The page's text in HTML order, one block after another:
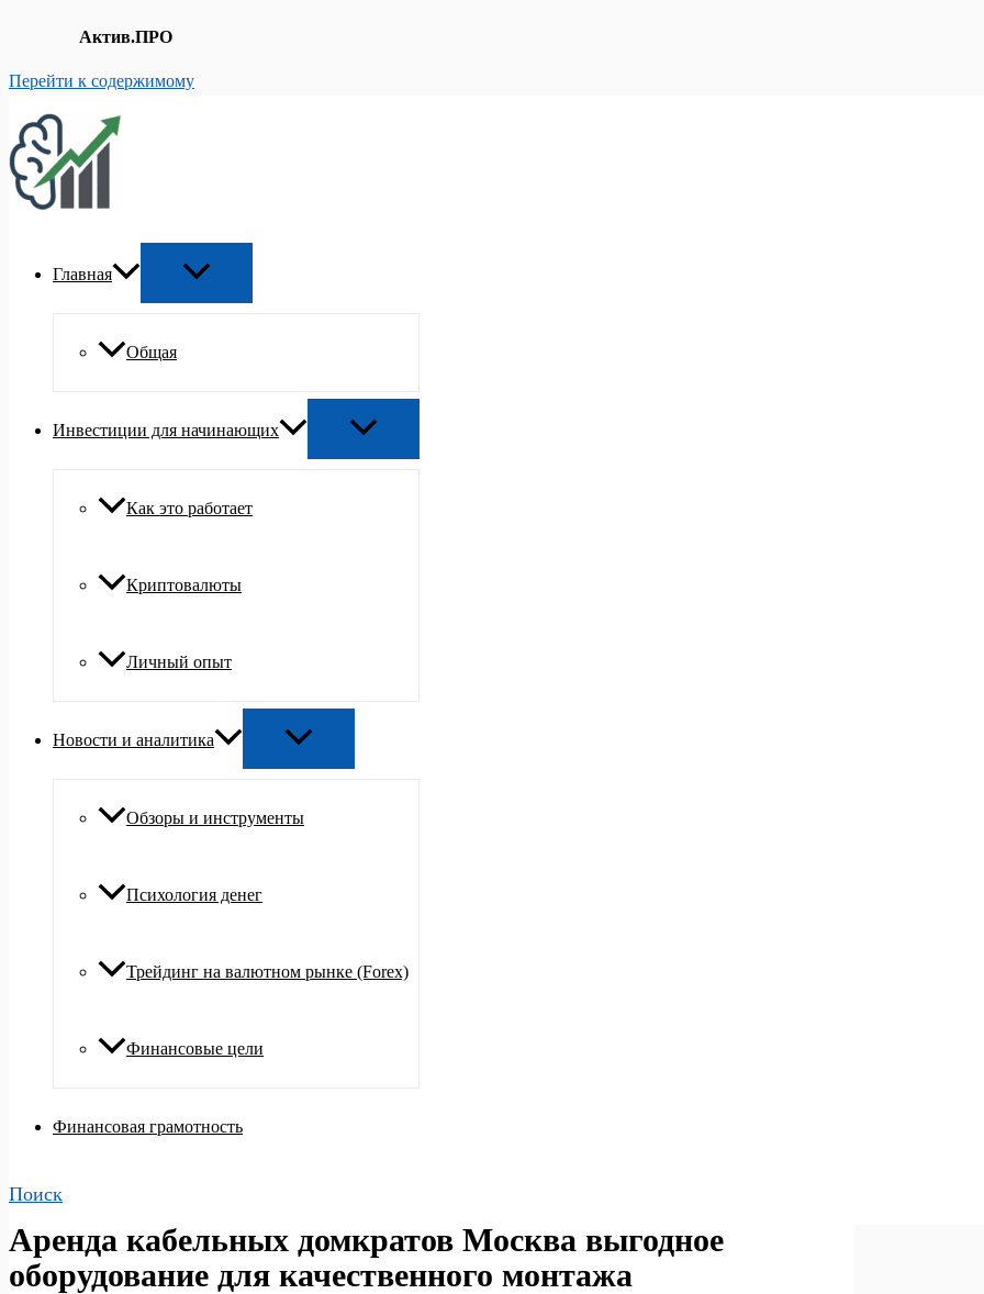
Актив.ПРО
Перейти к содержимому
Главная
Общая
Инвестиции для начинающих
Как это работает
Криптовалюты
Личный опыт
Новости и аналитика
Обзоры и инструменты
Психология денег
Трейдинг на валютном рынке (Forex)
Финансовые цели
Финансовая грамотность
Поиск
Аренда кабельных домкратов Москва выгодное
оборудование для качественного монтажа